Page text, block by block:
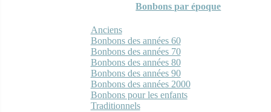
Bonbons par époque
Anciens
Bonbons des années 60
Bonbons des années 70
Bonbons des années 80
Bonbons des années 90
Bonbons des années 2000
Bonbons pour les enfants
Traditionnels